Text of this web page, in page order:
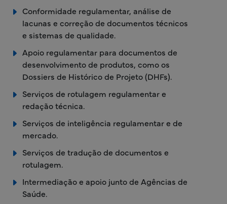
Conformidade regulamentar, análise de
lacunas e correção de documentos técnicos
e sistemas de qualidade.
Apoio regulamentar para documentos de
desenvolvimento de produtos, como os
Dossiers de Histórico de Projeto (DHFs).
Serviços de rotulagem regulamentar e
redação técnica.
Serviços de inteligência regulamentar e de
mercado.
Serviços de tradução de documentos e
rotulagem.
Intermediação e apoio junto de Agências de
Saúde.